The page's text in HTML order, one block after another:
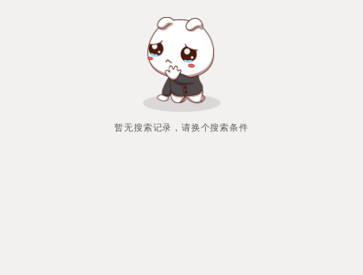
暂无搜索记录，请换个搜索条件